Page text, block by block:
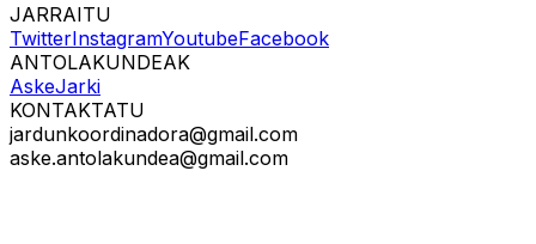
JARRAITU
TwitterInstagramYoutubeFacebook
ANTOLAKUNDEAK
AskeJarki
KONTAKTATU
jardunkoordinadora@gmail.com
aske.antolakundea@gmail.com